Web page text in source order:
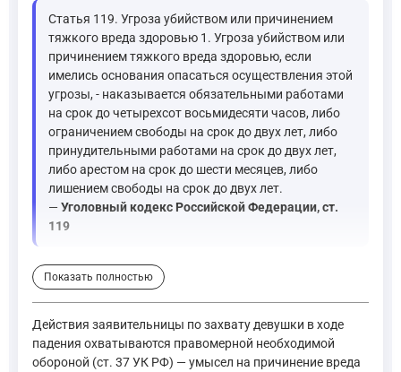
Статья 119. Угроза убийством или причинением
тяжкого вреда здоровью 1. Угроза убийством или
причинением тяжкого вреда здоровью, если
имелись основания опасаться осуществления этой
угрозы, - наказывается обязательными работами
на срок до четырехсот восьмидесяти часов, либо
ограничением свободы на срок до двух лет, либо
принудительными работами на срок до двух лет,
либо арестом на срок до шести месяцев, либо
лишением свободы на срок до двух лет.
—Уголовный кодекс Российской Федерации, ст.
119
Кроме того, действия мужчины, который фактически
Статья 116. Побои или иные насильственные действия,
—Уголовный кодекс Российской Федерации, ст. 116
Показать полностью
Действия заявительницы по захвату девушки в ходе
падения охватываются правомерной необходимой
обороной (ст. 37 УК РФ) — умысел на причинение вреда